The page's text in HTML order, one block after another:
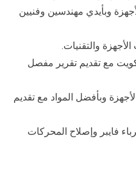
وبأيدي مهندسين وفنيين
والتقنيات.
مع تقديم تقرير مفصل
وبأفضل المواد مع تقديم
فايبر وإصلاح المحركات